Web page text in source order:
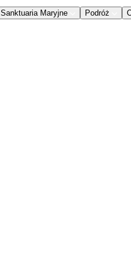
Sanktuaria Maryjne Podróż